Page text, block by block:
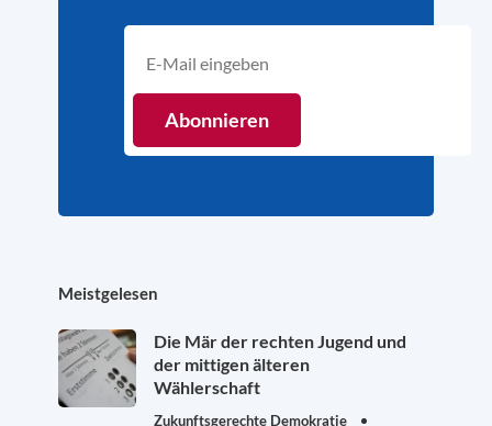
Meistgelesen
Die Mär der rechten Jugend und
der mittigen älteren
Wählerschaft
Zukunftsgerechte Demokratie